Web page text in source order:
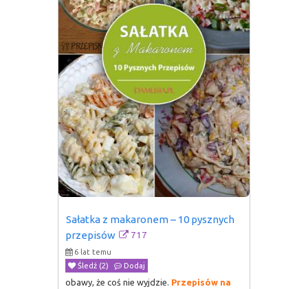
Sałatka z makaronem – 10 pysznych
przepisów
717
6 lat temu
Śledź (2)
Dodaj
obawy, że coś nie wyjdzie. Przepisów na